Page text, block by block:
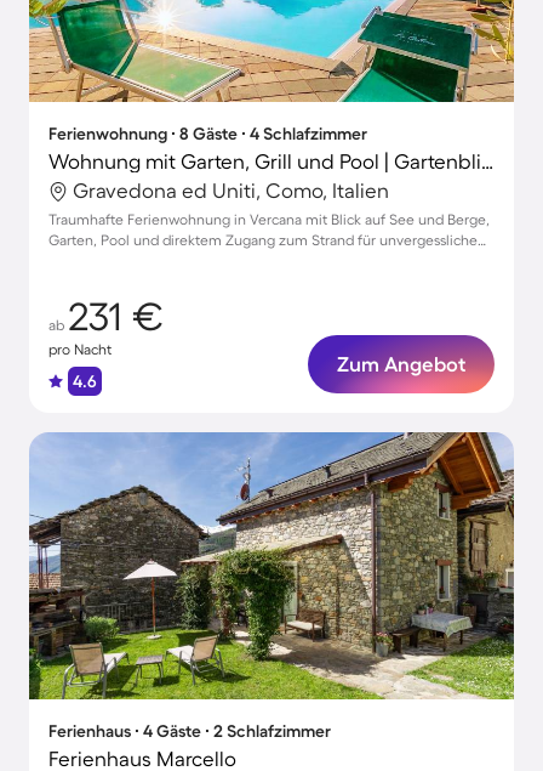
Ferienwohnung ∙ 8 Gäste ∙ 4 Schlafzimmer
Wohnung mit Garten, Grill und Pool | Gartenblick
Gravedona ed Uniti, Como, Italien
Traumhafte Ferienwohnung in Vercana mit Blick auf See und Berge,
Garten, Pool und direktem Zugang zum Strand für unvergessliche
ab 231 €
pro Nacht
4.6
Zum Angebot
Ferienhaus ∙ 4 Gäste ∙ 2 Schlafzimmer
Ferienhaus Marcello